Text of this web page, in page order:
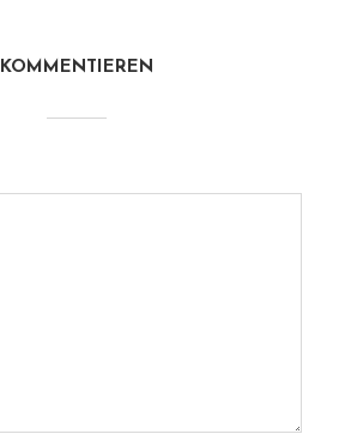
KOMMENTIEREN